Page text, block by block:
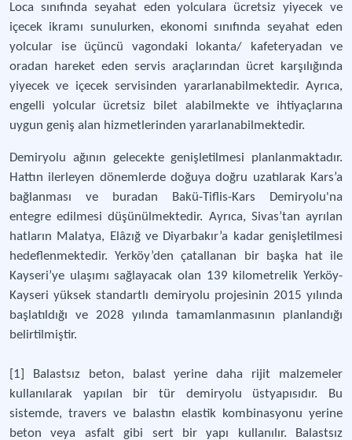
Loca sınıfında seyahat eden yolculara ücretsiz yiyecek ve
içecek ikramı sunulurken, ekonomi sınıfında seyahat eden
yolcular ise üçüncü vagondaki lokanta/ kafeteryadan ve
oradan hareket eden servis araçlarından ücret karşılığında
yiyecek ve içecek servisinden yararlanabilmektedir. Ayrıca,
engelli yolcular ücretsiz bilet alabilmekte ve ihtiyaçlarına
uygun geniş alan hizmetlerinden yararlanabilmektedir.
Demiryolu ağının gelecekte genişletilmesi planlanmaktadır.
Hattın ilerleyen dönemlerde doğuya doğru uzatılarak Kars’a
bağlanması ve buradan Bakü-Tiflis-Kars Demiryolu'na
entegre edilmesi düşünülmektedir. Ayrıca, Sivas’tan ayrılan
hatların Malatya, Elâzığ ve Diyarbakır’a kadar genişletilmesi
hedeflenmektedir. Yerköy’den çatallanan bir başka hat ile
Kayseri’ye ulaşımı sağlayacak olan 139 kilometrelik Yerköy-
Kayseri yüksek standartlı demiryolu projesinin 2015 yılında
başlatıldığı ve 2028 yılında tamamlanmasının planlandığı
belirtilmiştir.
[1] Balastsız beton, balast yerine daha rijit malzemeler
kullanılarak yapılan bir tür demiryolu üstyapısıdır. Bu
sistemde, travers ve balastın elastik kombinasyonu yerine
beton veya asfalt gibi sert bir yapı kullanılır. Balastsız